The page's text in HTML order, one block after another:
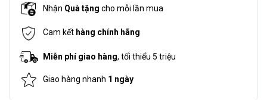
Nhận Quà tặng cho mỗi lần mua
Cam kết hàng chính hãng
Miễn phí giao hàng, tối thiểu 5 triệu
Giao hàng nhanh 1 ngày